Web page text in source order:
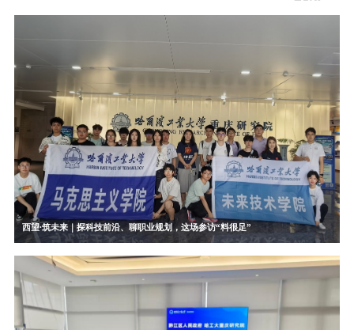
西望∙筑未来｜探科技前沿、聊职业规划，这场参访“料很足”